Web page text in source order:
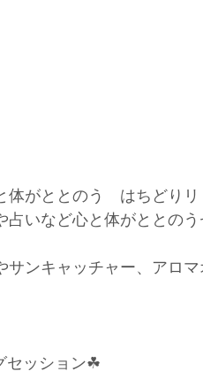
体がととのう　はちどりリ
占いなど心と体がととの
サンキャッチャー、アロ
セッション☘